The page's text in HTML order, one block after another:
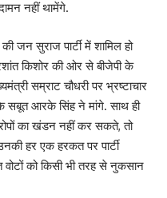
नहीं थामेंगे.
जन सुराज पार्टी में शामिल हो
किशोर की ओर से बीजेपी के
सम्राट चौधरी पर भ्रष्टाचार
सबूत आरके सिंह ने मांगे. साथ ही
का खंडन नहीं कर सकते, तो
हर एक हरकत पर पार्टी
को किसी भी तरह से नुकसान